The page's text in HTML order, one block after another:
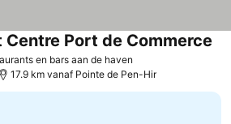
en bars aan de haven
Centre Port de Commerce
17.9 km vanaf Pointe de Pen-Hir